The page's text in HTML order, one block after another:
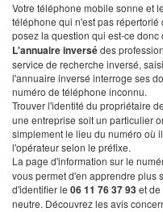
Votre téléphone mobile sonne et
téléphone qui n'est pas
posez la question qui est-ce donc
L'annuaire inversédes
service de recherche inversé,
l'annuaire inversé interroge ses
numéro de téléphone inconnu.
Trouver l'identité du propriétaire
une entreprise soit un particulier
simplement le lieu du numéro où
l'opérateur selon le préfixe.
La page d'information sur le
vous permet d'en apprendre plus
d'identifier le 06 11 76 37 93et
neutre. Découvrez les avis